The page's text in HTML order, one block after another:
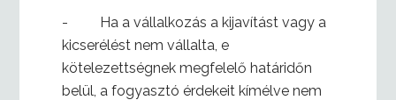
- Ha a vállalkozás a kijavítást vagy a
kicserélést nem vállalta, e
kötelezettségnek megfelelő határidőn
belül, a fogyasztó érdekeit kímélve nem